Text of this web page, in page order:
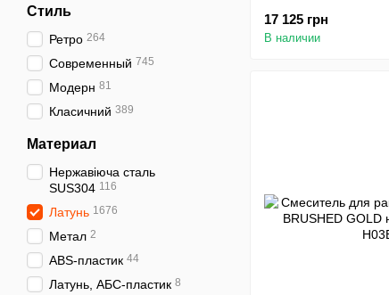
17 125 грн
В наличии
Стиль
Ретро 264
Современный 745
Модерн 81
Класичний 389
Материал
Нержавіюча сталь
SUS304 116
Латунь 1676
Метал 2
ABS-пластик 44
Латунь, АБС-пластик 8